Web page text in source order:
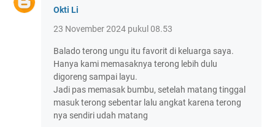
Okti Li
23 November 2024 pukul 08.53
Balado terong ungu itu favorit di keluarga saya.
Hanya kami memasaknya terong lebih dulu
digoreng sampai layu.
Jadi pas memasak bumbu, setelah matang tinggal
masuk terong sebentar lalu angkat karena terong
nya sendiri udah matang